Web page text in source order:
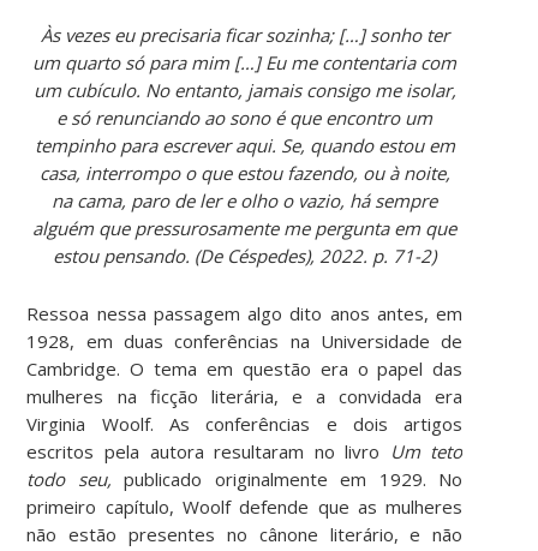
Às vezes eu precisaria ficar sozinha; […] sonho ter
um quarto só para mim […] Eu me contentaria com
um cubículo. No entanto, jamais consigo me isolar,
e só renunciando ao sono é que encontro um
tempinho para escrever aqui. Se, quando estou em
casa, interrompo o que estou fazendo, ou à noite,
na cama, paro de ler e olho o vazio, há sempre
alguém que pressurosamente me pergunta em que
estou pensando. (De Céspedes), 2022. p. 71-2)
Ressoa nessa passagem algo dito anos antes, em
1928, em duas conferências na Universidade de
Cambridge. O tema em questão era o papel das
mulheres na ficção literária, e a convidada era
Virginia Woolf. As conferências e dois artigos
escritos pela autora resultaram no livro Um teto
todo seu,publicado originalmente em 1929. No
primeiro capítulo, Woolf defende que as mulheres
não estão presentes no cânone literário, e não